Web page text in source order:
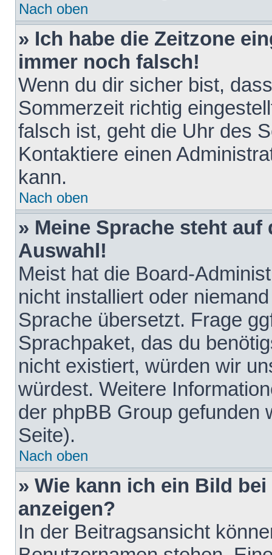
Nach oben
» Ich habe die Zeitzone
immer noch falsch!
Wenn du dir sicher bist,
Sommerzeit richtig
falsch ist, geht die Uhr des
Kontaktiere einen
kann.
Nach oben
» Meine Sprache steht
Auswahl!
Meist hat die Board-
nicht installiert oder
Sprache übersetzt. Frage
Sprachpaket, das du
nicht existiert, würden wir
würdest. Weitere
der phpBB Group gefunden
Seite).
Nach oben
» Wie kann ich ein Bild
anzeigen?
In der Beitragsansicht